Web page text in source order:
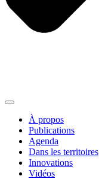
À propos
Publications
Agenda
Dans les territoires
Innovations
Vidéos